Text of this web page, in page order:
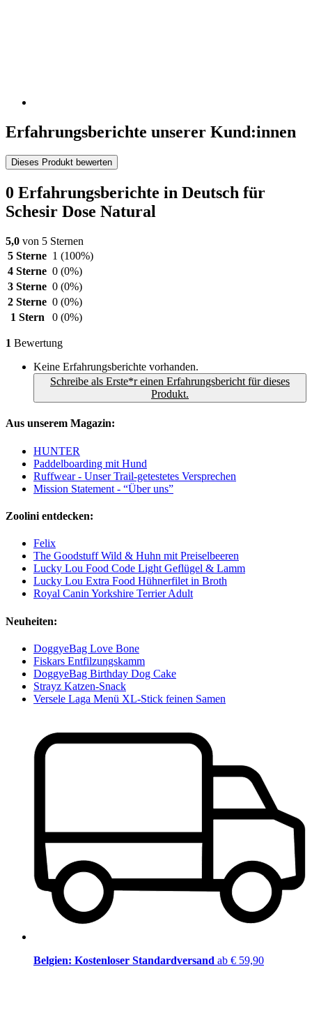
Erfahrungsberichte unserer Kund:innen
Dieses Produkt bewerten
0 Erfahrungsberichte in Deutsch für
Schesir Dose Natural
5,0 von 5 Sternen
5 Sterne 1 (100%)
4 Sterne 0 (0%)
3 Sterne 0 (0%)
2 Sterne 0 (0%)
1 Stern
0 (0%)
1 Bewertung
Keine Erfahrungsberichte vorhanden.
Schreibe als Erste*r einen Erfahrungsbericht für dieses
Produkt.
Aus unserem Magazin:
HUNTER
Paddelboarding mit Hund
Ruffwear - Unser Trail-getestetes Versprechen
Mission Statement - “Über uns”
Zoolini entdecken:
Felix
The Goodstuff Wild & Huhn mit Preiselbeeren
Lucky Lou Food Code Light Geflügel & Lamm
Lucky Lou Extra Food Hühnerfilet in Broth
Royal Canin Yorkshire Terrier Adult
Neuheiten:
DoggyeBag Love Bone
Fiskars Entfilzungskamm
DoggyeBag Birthday Dog Cake
Strayz Katzen-Snack
Versele Laga Menü XL-Stick feinen Samen
Belgien: Kostenloser Standardversand ab € 59,90